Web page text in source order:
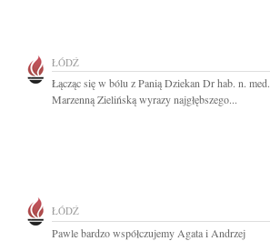
ŁÓDŹ
Łącząc się w bólu z Panią Dziekan Dr hab. n. med.
Marzenną Zielińską wyrazy najgłębszego...
ŁÓDŹ
Pawle bardzo współczujemy Agata i Andrzej